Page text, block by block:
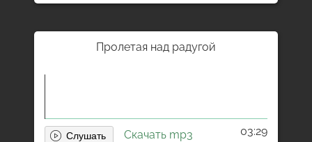
Пролетая над радугой
Скачать mp3 03:29